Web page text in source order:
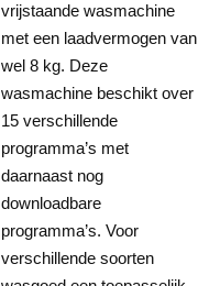
vrijstaande wasmachine
met een laadvermogen van
wel 8 kg. Deze
wasmachine beschikt over
15 verschillende
programma’s met
daarnaast nog
downloadbare
programma’s. Voor
verschillende soorten